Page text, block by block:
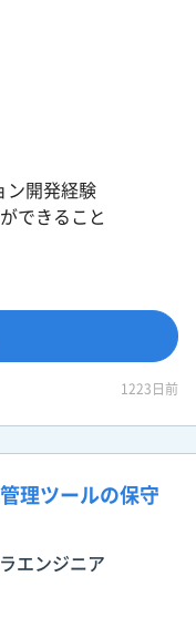
ン開発経験
できること
1223日前
理ツールの保守
エンジニア